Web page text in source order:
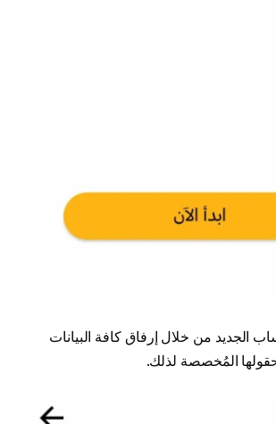
الجديد من خلال إرفاق كافة البيانات
المُخصصة لذلك.